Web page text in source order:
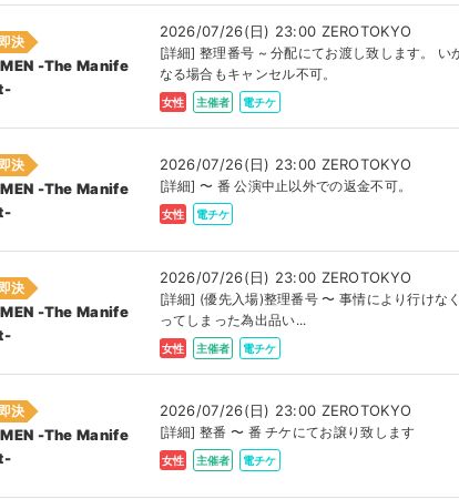
決
-The Manife
2026/07/26(日) 23:00 ZEROTOKYO
[詳細] 整理番号 ~ 分配にてお渡し致します。 い
なる場合もキャンセル不可。
女性 主催者 電チケ
決
-The Manife
2026/07/26(日) 23:00 ZEROTOKYO
[詳細] 〜 番 公演中止以外での返金不可。
女性 電チケ
決
-The Manife
2026/07/26(日) 23:00 ZEROTOKYO
[詳細] (優先入場)整理番号 〜 事情により行けな
ってしまった為出品い...
女性 主催者 電チケ
決
-The Manife
2026/07/26(日) 23:00 ZEROTOKYO
[詳細] 整番 〜 番 チケにてお譲り致します
女性 主催者 電チケ